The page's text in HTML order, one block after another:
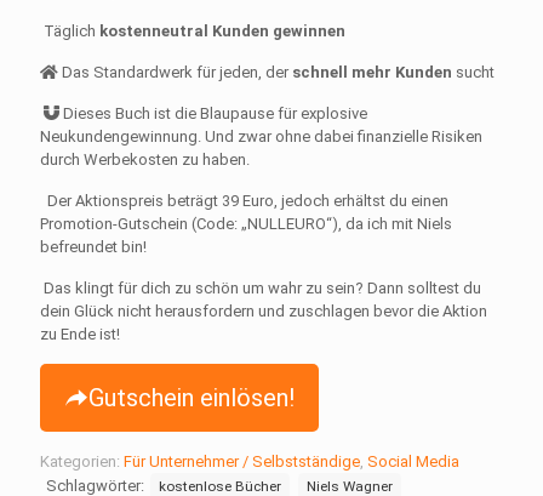
Täglich kostenneutral Kunden gewinnen
Das Standardwerk für jeden, der schnell mehr Kunden sucht
Dieses Buch ist die Blaupause für explosive
Neukundengewinnung. Und zwar ohne dabei finanzielle Risiken
durch Werbekosten zu haben.
Der Aktionspreis beträgt 39 Euro, jedoch erhältst du einen
Promotion-Gutschein (Code: „NULLEURO“), da ich mit Niels
befreundet bin!
Das klingt für dich zu schön um wahr zu sein? Dann solltest du
dein Glück nicht herausfordern und zuschlagen bevor die Aktion
zu Ende ist!
Gutschein einlösen!
Kategorien: Für Unternehmer / Selbstständige, Social Media
Schlagwörter:
kostenlose Bücher
Niels Wagner